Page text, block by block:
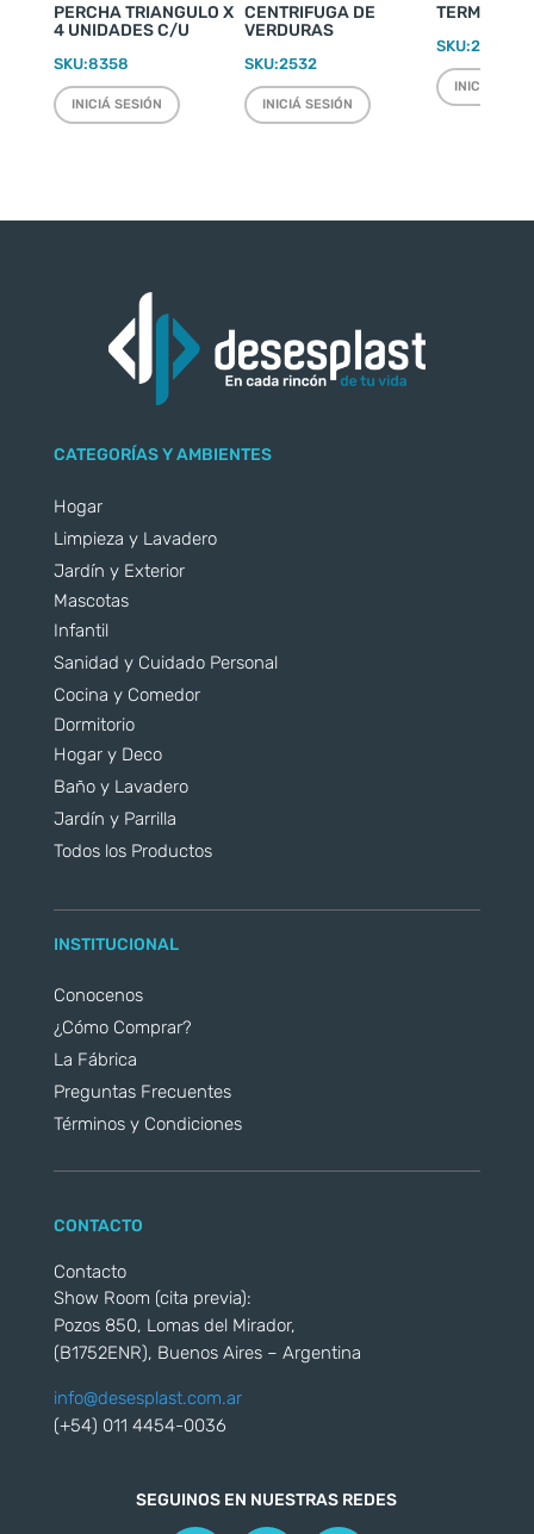
PERCHA TRIANGULO X
4 UNIDADES C/U
SKU:8358
INICIÁ SESIÓN
CENTRIFUGA DE
VERDURAS
SKU:2532
INICIÁ SESIÓN
TERMO
SKU:2220
INICIÁ
CATEGORÍAS Y AMBIENTES
Hogar
Limpieza y Lavadero
Jardín y Exterior
Mascotas
Infantil
Sanidad y Cuidado Personal
Cocina y Comedor
Dormitorio
Hogar y Deco
Baño y Lavadero
Jardín y Parrilla
Todos los Productos
INSTITUCIONAL
Conocenos
¿Cómo Comprar?
La Fábrica
Preguntas Frecuentes
Términos y Condiciones
CONTACTO
Contacto
Show Room (cita previa):
Pozos 850, Lomas del Mirador,
(B1752ENR), Buenos Aires – Argentina
info@desesplast.com.ar
(+54) 011 4454-0036
SEGUINOS EN NUESTRAS REDES